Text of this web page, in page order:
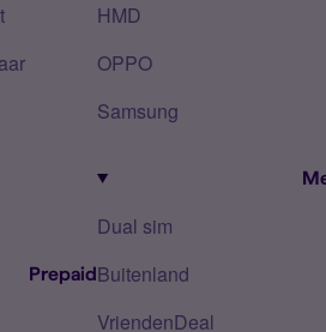
Prepaid
HMD
OPPO
Samsung
Dual sim
Buitenland
VriendenDeal